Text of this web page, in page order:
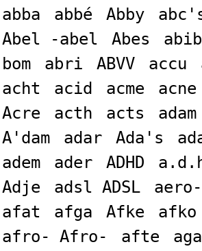
abba
abbé Abby
Abel -abel
Abes abib
bom
abri ABVV accu
acht
acid acme acne
Acre
acth acts
A'dam
adar Ada's
adem
ader ADHD
Adje
adsl ADSL aero-
afat
afga Afke afko
afro- Afro-
afte